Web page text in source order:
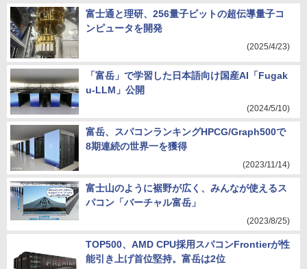
富士通と理研、256量子ビットの超伝導量子コ
ンピュータを開発
(2025/4/23)
「富岳」で学習した日本語向け国産AI「Fugak
u-LLM」公開
(2024/5/10)
富岳、スパコンランキングHPCG/Graph500で
8期連続の世界一を獲得
(2023/11/14)
富士山のように裾野が広く、みんなが使えるス
パコン「バーチャル富岳」
(2023/8/25)
TOP500、AMD CPU採用スパコンFrontierが性
能引き上げ首位堅持。富岳は2位